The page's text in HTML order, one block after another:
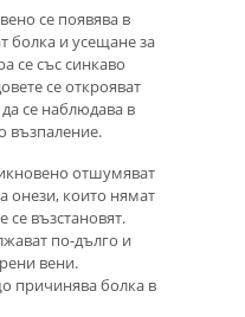
се появява в
болка и усещане за
се със синкаво
се открояват
се наблюдава в
възпаление.
отшумяват
онези, които нямат
възстановят.
по-дълго и
вени.
причинява болка в